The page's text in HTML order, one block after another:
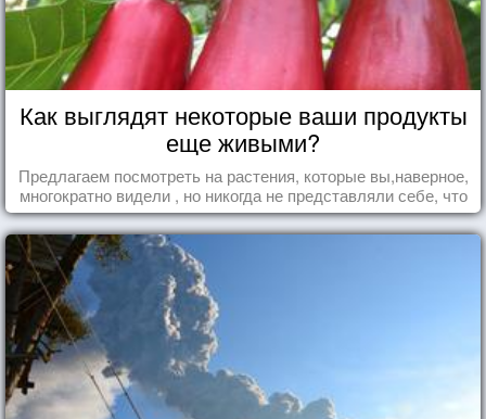
Как выглядят некоторые ваши продукты
еще живыми?
Предлагаем посмотреть на растения, которые вы,наверное,
многократно видели , но никогда не представляли себе, что
употребляете их в пищу.